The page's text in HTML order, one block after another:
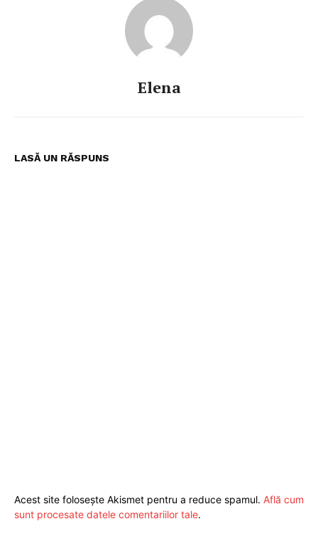
ABONEAZĂ-TE ACUM
Elena
LASĂ UN RĂSPUNS
Acest site folosește Akismet pentru a reduce spamul. Află cum
sunt procesate datele comentariilor tale.